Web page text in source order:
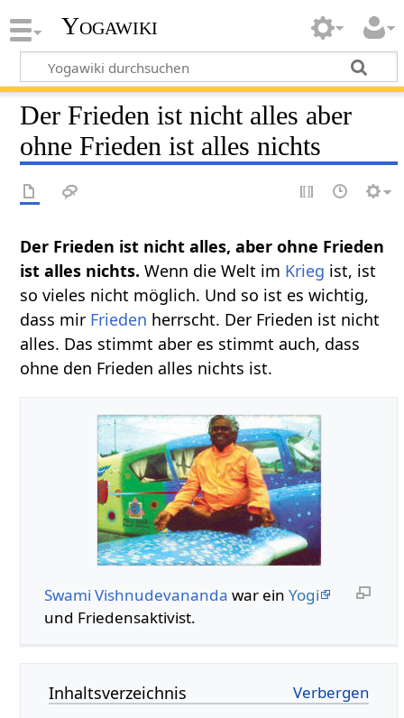
Yogawiki
Der Frieden ist nicht alles aber
ohne Frieden ist alles nichts
Der Frieden ist nicht alles, aber ohne Frieden
ist alles nichts. Wenn die Welt im Krieg ist, ist
so vieles nicht möglich. Und so ist es wichtig,
dass mir Frieden herrscht. Der Frieden ist nicht
alles. Das stimmt aber es stimmt auch, dass
ohne den Frieden alles nichts ist.
Swami Vishnudevananda war ein Yogi
und Friedensaktivist.
Inhaltsverzeichnis